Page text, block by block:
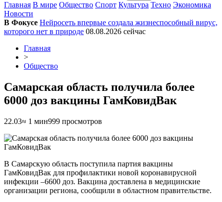
Главная В мире Общество Спорт Культура Техно Экономика
Новости
В Фокусе Нейросеть впервые создала жизнеспособный вирус,
которого нет в природе 08.08.2026 сейчас
Главная
>
Общество
Самарская область получила более
6000 доз вакцины ГамКовидВак
22.03≈ 1 мин999 просмотров
В Самарскую область поступила партия вакцины
ГамКовидВак для профилактики новой коронавирусной
инфекции –6600 доз. Вакцина доставлена в медицинские
организации региона, сообщили в областном правительстве.